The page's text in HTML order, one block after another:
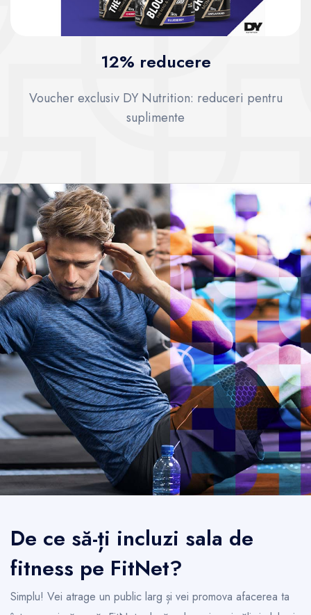
12% reducere
Voucher exclusiv DY Nutrition: reduceri pentru
suplimente
De ce să-ți incluzi sala de
fitness pe FitNet?
Simplu! Vei atrage un public larg și vei promova afacerea ta